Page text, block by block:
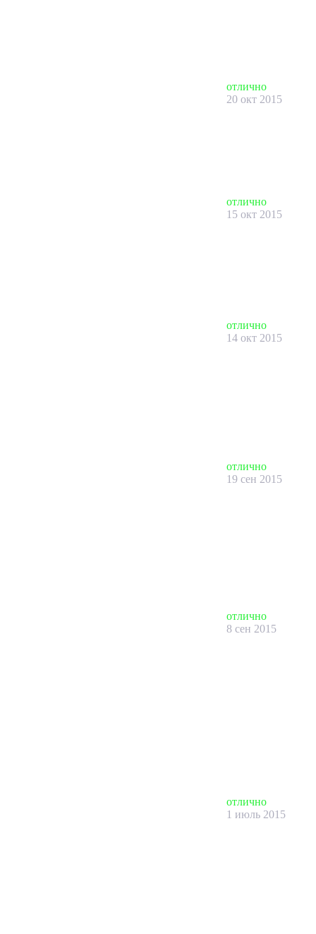
отлично
20 окт 2015
отлично
15 окт 2015
отлично
14 окт 2015
отлично
19 сен 2015
отлично
8 сен 2015
отлично
1 июль 2015